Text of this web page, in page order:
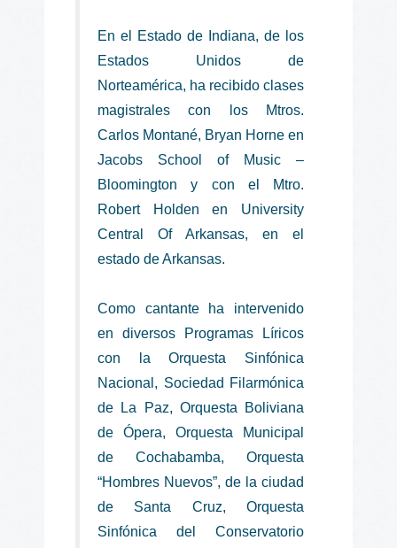
En el Estado de Indiana, de los
Estados Unidos de
Norteamérica, ha recibido clases
magistrales con los Mtros.
Carlos Montané, Bryan Horne en
Jacobs School of Music –
Bloomington y con el Mtro.
Robert Holden en University
Central Of Arkansas, en el
estado de Arkansas.
Como cantante ha intervenido
en diversos Programas Líricos
con laOrquesta Sinfónica
Nacional, Sociedad Filarmónica
de La Paz, Orquesta Boliviana
de Ópera, Orquesta Municipal
de Cochabamba, Orquesta
“Hombres Nuevos”, de la ciudad
de Santa Cruz, Orquesta
Sinfónica del Conservatorio